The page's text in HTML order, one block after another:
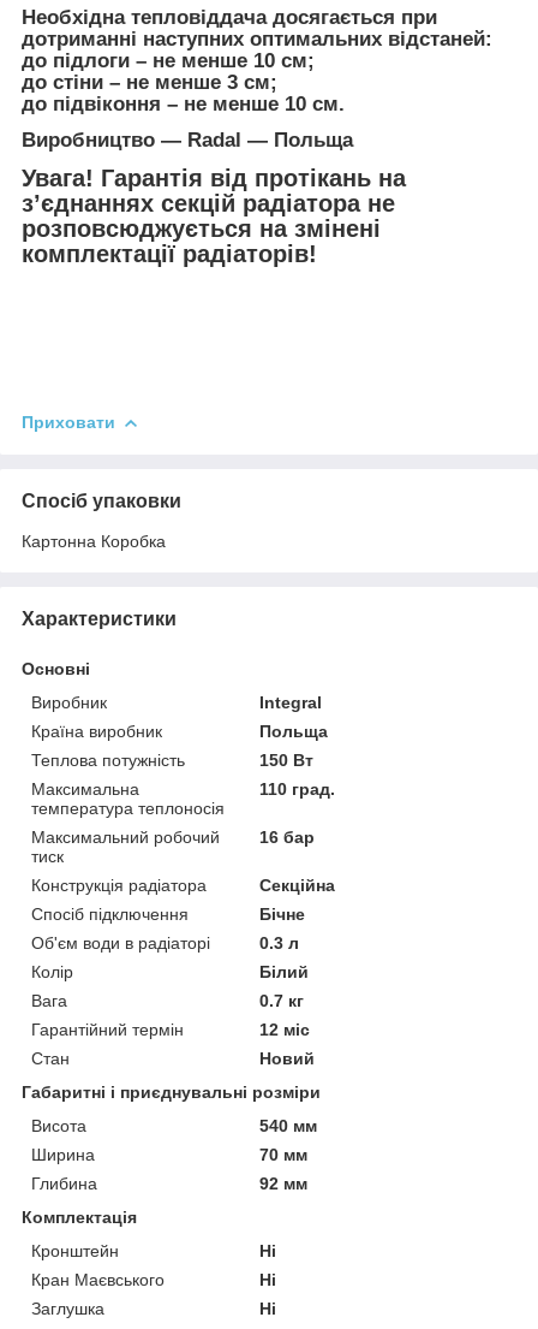
Необхідна тепловіддача досягається при
дотриманні наступних оптимальних відстаней:
до підлоги – не менше 10 см;
до стіни – не менше 3 см;
до підвіконня – не менше 10 см.
Виробництво ― Radal ― Польща
Увага! Гарантія від протікань на
зʼєднаннях секцій радіатора не
розповсюджується на змінені
комплектації радіаторів!
Приховати
Спосіб упаковки
Картонна Коробка
Характеристики
Основні
Виробник
Integral
Країна виробник
Польща
Теплова потужність
150 Вт
Максимальна
температура теплоносія
110 град.
Максимальний робочий
тиск
16 бар
Конструкція радіатора
Секційна
Спосіб підключення
Бічне
Об'єм води в радіаторі
0.3 л
Колір
Білий
Вага
0.7 кг
Гарантійний термін
12 міс
Стан
Новий
Габаритні і приєднувальні розміри
Висота
540 мм
Ширина
70 мм
Глибина
92 мм
Комплектація
Кронштейн
Ні
Кран Маєвського
Ні
Заглушка
Ні